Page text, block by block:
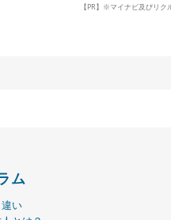
【PR】※マイナビ及びリク
ム
い